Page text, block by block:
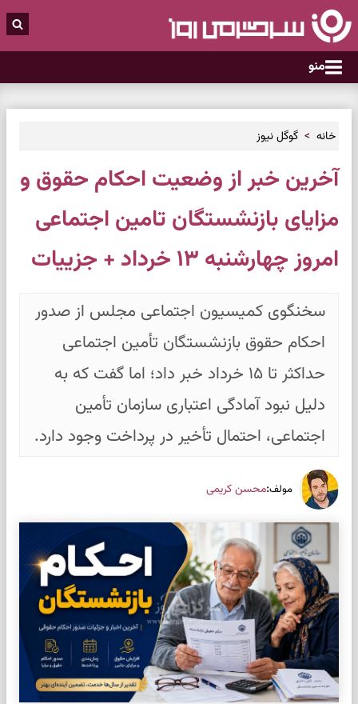
منو
خانه گوگل نیوز
آخرین خبر از وضعیت احکام حقوق و
مزایای بازنشستگان تامین اجتماعی
امروز چهارشنبه ۱۳ خرداد + جزییات
سخنگوی کمیسیون اجتماعی مجلس از صدور
احکام حقوق بازنشستگان تأمین اجتماعی
حداکثر تا ۱۵ خرداد خبر داد؛ اما گفت که به
دلیل نبود آمادگی اعتباری سازمان تأمین
اجتماعی، احتمال تأخیر در پرداخت وجود دارد.
مولف:محسن کریمی